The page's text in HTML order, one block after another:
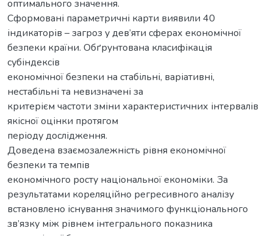
оптимального значення.
Сформовані параметричні карти виявили 40
індикаторів – загроз у дев’яти сферах економічної
безпеки країни. Обґрунтована класифікація
субіндексів
економічної безпеки на стабільні, варіативні,
нестабільні та невизначені за
критерієм частоти зміни характеристичних інтервалів
якісної оцінки протягом
періоду дослідження.
Доведена взаємозалежність рівня економічної
безпеки та темпів
економічного росту національної економіки. За
результатами кореляційно регресивного аналізу
встановлено існування значимого функціонального
зв’язку між рівнем інтегрального показника